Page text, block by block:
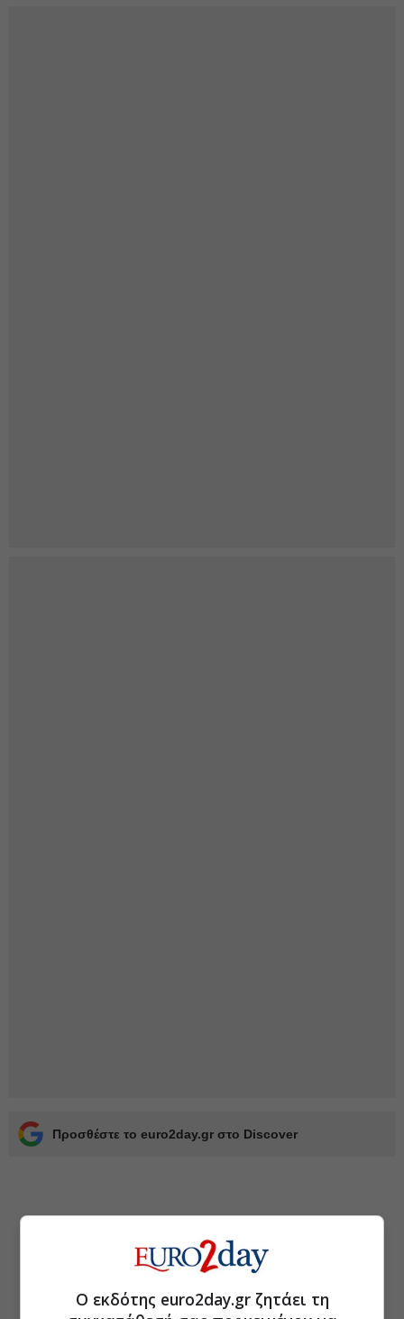
Προσθέστε το euro2day.gr στο Discover
Ο εκδότης euro2day.gr ζητάει τη